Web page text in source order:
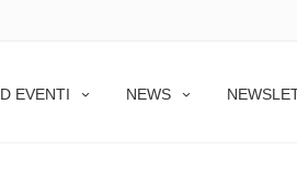
EVENTI NEWS